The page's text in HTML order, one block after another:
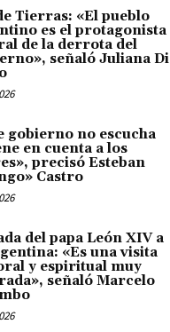
Tierras: «El pueblo
es el protagonista
de la derrota del
señaló Juliana Di
gobierno no escucha
en cuenta a los
precisó Esteban
Castro
del papa León XIV a
«Es una visita
y espiritual muy
señaló Marcelo